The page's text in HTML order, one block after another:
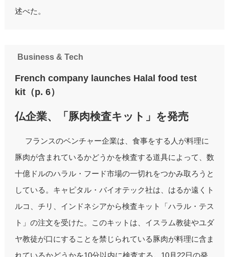
述べた。
Business & Tech
French company launches Halal food test
kit（p. 6）
仏企業、「豚肉検査キット」を発売
フランスのベンチャー企業は、食事をする人が料理に
豚肉が含まれているかどうかを検査する道具によって、数
十億ドルのハラル・フード市場の一切れをつかみ取ろうと
している。キャピタル・バイオテック社は、はるか遠くト
ルコ、チリ、インドネシアから検査キット「ハラル・テス
ト」の注文を受けた。このキットは、イスラム教徒やユダ
ヤ教徒が口にすることを禁じられている豚肉が料理に含ま